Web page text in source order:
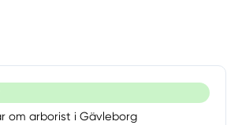
om arborist i Gävleborg